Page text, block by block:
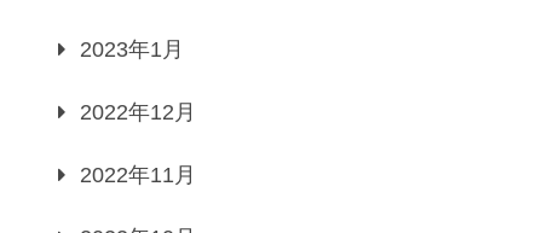
2023年1月
2022年12月
2022年11月